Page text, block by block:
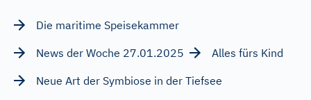
Die maritime Speisekammer
News der Woche 27.01.2025
Alles fürs Kind
Neue Art der Symbiose in der Tiefsee